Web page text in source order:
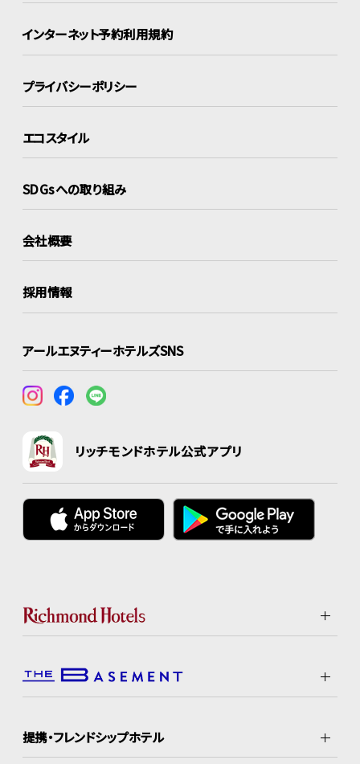
インターネット予約利用規約
プライバシーポリシー
エコスタイル
SDGsへの取り組み
会社概要
採用情報
アールエヌティーホテルズSNS
リッチモンドホテル公式アプリ
提携・フレンドシップホテル